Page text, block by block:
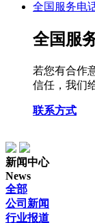
全国服务电
全国服
若您有合作
信任，我们
联系方式
新闻中心
News
全部
公司新闻
行业报道